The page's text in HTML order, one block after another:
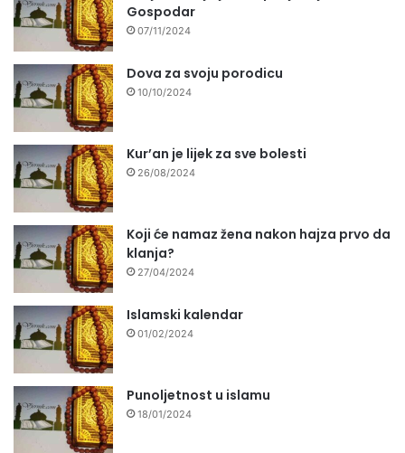
Gospodar
07/11/2024
Dova za svoju porodicu
10/10/2024
Kur’an je lijek za sve bolesti
26/08/2024
Koji će namaz žena nakon hajza prvo da
klanja?
27/04/2024
Islamski kalendar
01/02/2024
Punoljetnost u islamu
18/01/2024